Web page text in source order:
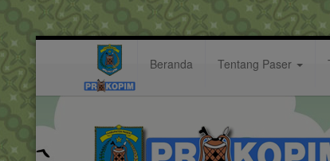
Beranda Tentang Paser
Hastag: